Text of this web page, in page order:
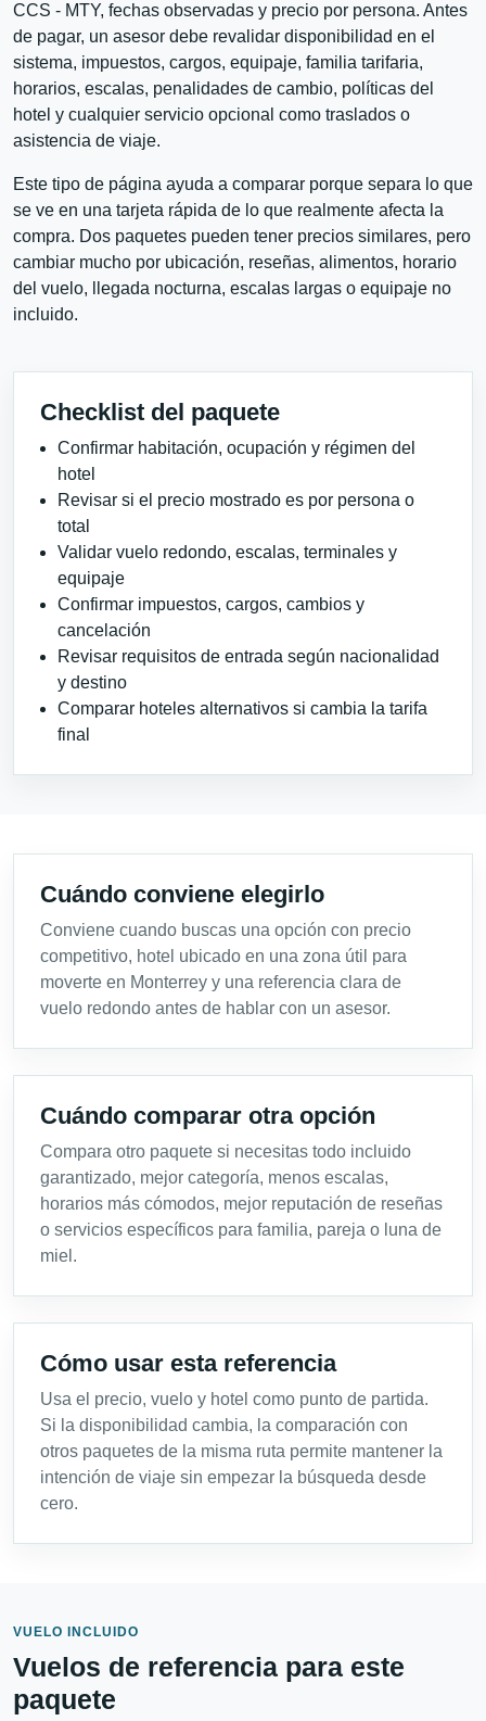
CCS - MTY, fechas observadas y precio por persona. Antes
de pagar, un asesor debe revalidar disponibilidad en el
sistema, impuestos, cargos, equipaje, familia tarifaria,
horarios, escalas, penalidades de cambio, políticas del
hotel y cualquier servicio opcional como traslados o
asistencia de viaje.
Este tipo de página ayuda a comparar porque separa lo que
se ve en una tarjeta rápida de lo que realmente afecta la
compra. Dos paquetes pueden tener precios similares, pero
cambiar mucho por ubicación, reseñas, alimentos, horario
del vuelo, llegada nocturna, escalas largas o equipaje no
incluido.
Checklist del paquete
Confirmar habitación, ocupación y régimen del
hotel
Revisar si el precio mostrado es por persona o
total
Validar vuelo redondo, escalas, terminales y
equipaje
Confirmar impuestos, cargos, cambios y
cancelación
Revisar requisitos de entrada según nacionalidad
y destino
Comparar hoteles alternativos si cambia la tarifa
final
Cuándo conviene elegirlo
Conviene cuando buscas una opción con precio
competitivo, hotel ubicado en una zona útil para
moverte en Monterrey y una referencia clara de
vuelo redondo antes de hablar con un asesor.
Cuándo comparar otra opción
Compara otro paquete si necesitas todo incluido
garantizado, mejor categoría, menos escalas,
horarios más cómodos, mejor reputación de reseñas
o servicios específicos para familia, pareja o luna de
miel.
Cómo usar esta referencia
Usa el precio, vuelo y hotel como punto de partida.
Si la disponibilidad cambia, la comparación con
otros paquetes de la misma ruta permite mantener la
intención de viaje sin empezar la búsqueda desde
cero.
VUELO INCLUIDO
Vuelos de referencia para este
paquete